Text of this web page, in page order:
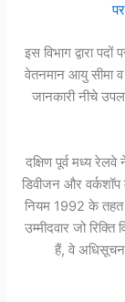
इस विभाग द्वारा
वेतनमान आयु सीमा
जानकारी नीचे
दक्षिण पूर्व मध्य
डिवीजन और
नियम 1992 के तहत
उम्मीदवार जो
हैं, वे